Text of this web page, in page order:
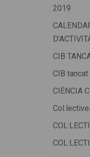
2019
CIB
CIB
CIÈNCIA